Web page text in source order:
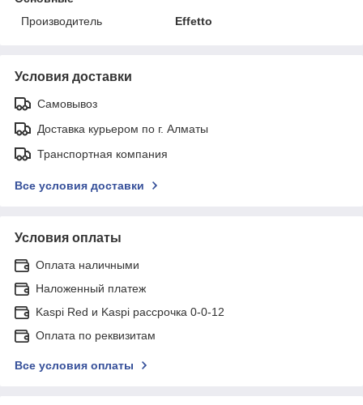
Производитель
Effetto
Условия доставки
Самовывоз
Доставка курьером по г. Алматы
Транспортная компания
Все условия доставки
Условия оплаты
Оплата наличными
Наложенный платеж
Kaspi Red и Kaspi рассрочка 0-0-12
Оплата по реквизитам
Все условия оплаты